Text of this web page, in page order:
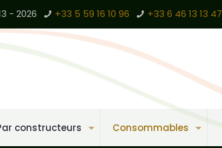
- 2026 +33 5 59 16 10 96 +33 6 46 13 13 47
constructeurs Consommables